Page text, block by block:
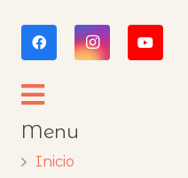
Menu
Inicio